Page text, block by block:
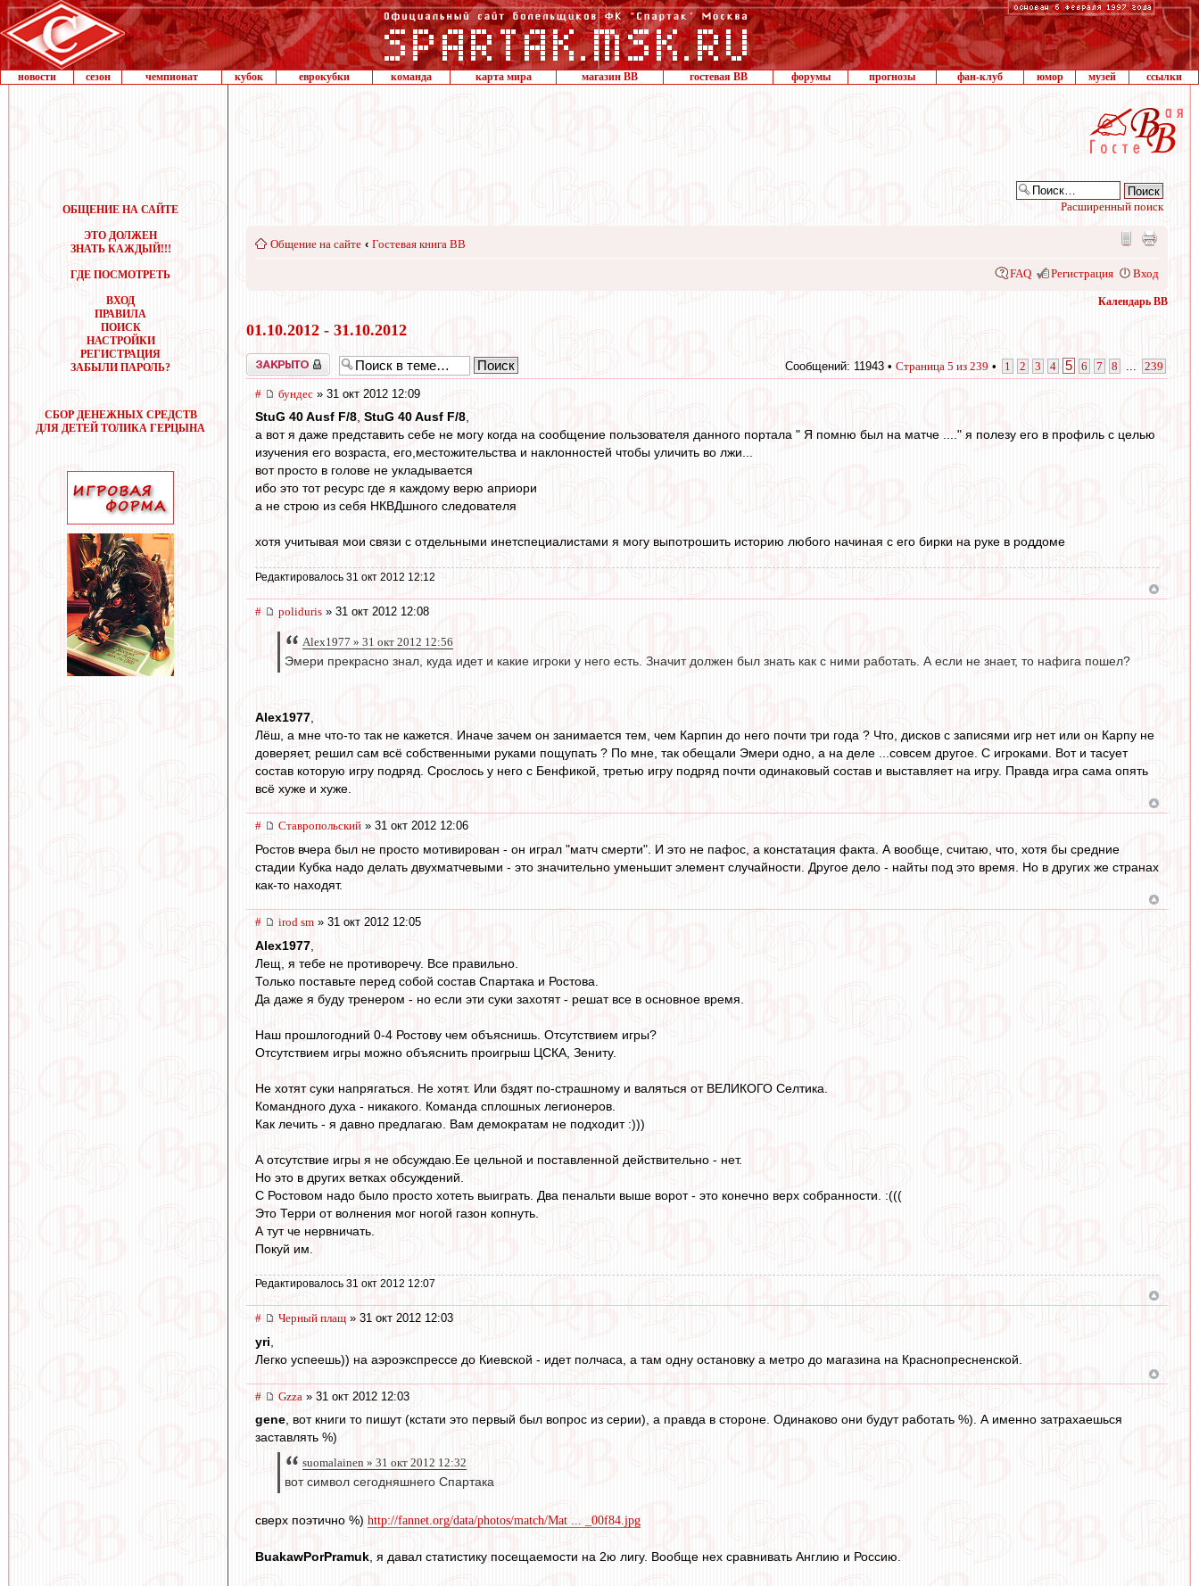
новости сезон чемпионат кубок еврокубки команда карта мира магазин ВВ гостевая ВВ форумы прогнозы фан-клуб юмор музей ссылки
ОБЩЕНИЕ НА САЙТЕ
ЭТО ДОЛЖЕН
ЗНАТЬ КАЖДЫЙ!!!
ГДЕ ПОСМОТРЕТЬ
ВХОД
ПРАВИЛА
ПОИСК
НАСТРОЙКИ
РЕГИСТРАЦИЯ
ЗАБЫЛИ ПАРОЛЬ?
СБОР ДЕНЕЖНЫХ СРЕДСТВ
ДЛЯ ДЕТЕЙ ТОЛИКА ГЕРЦЫНА
Расширенный поиск
Общение на сайте ‹ Гостевая книга ВВ
FAQ Регистрация Вход
Календарь ВВ
01.10.2012 - 31.10.2012
Закрыто Сообщений: 11943 • Страница 5 из 239 • 1 2 3 4 5 6 7 8 239
# бундес » 31 окт 2012 12:09
StuG 40 Ausf F/8, StuG 40 Ausf F/8,
а вот я даже представить себе не могу когда на сообщение пользователя данного портала " Я помню был на матче ...." я полезу его в профиль с целью
изучения его возраста, его,местожительства и наклонностей чтобы уличить во лжи...
вот просто в голове не укладывается
ибо это тот ресурс где я каждому верю априори
а не строю из себя НКВДшного следователя
хотя учитывая мои связи с отдельными инетспециалистами я могу выпотрошить историю любого начиная с его бирки на руке в роддоме
Редактировалось 31 окт 2012 12:12
# poliduris » 31 окт 2012 12:08
Alex1977 » 31 окт 2012 12:56
Эмери прекрасно знал, куда идет и какие игроки у него есть. Значит должен был знать как с ними работать. А если не знает, то нафига пошел?
Alex1977,
Лёш, а мне что-то так не кажется. Иначе зачем он занимается тем, чем Карпин до него почти три года ? Что, дисков с записями игр нет или он Карпу не
доверяет, решил сам всё собственными руками пощупать ? По мне, так обещали Эмери одно, а на деле ...совсем другое. С игроками. Вот и тасует
состав которую игру подряд. Срослось у него с Бенфикой, третью игру подряд почти одинаковый состав и выставляет на игру. Правда игра сама опять
всё хуже и хуже.
# Ставропольский » 31 окт 2012 12:06
Ростов вчера был не просто мотивирован - он играл "матч смерти". И это не пафос, а констатация факта. А вообще, считаю, что, хотя бы средние
стадии Кубка надо делать двухматчевыми - это значительно уменьшит элемент случайности. Другое дело - найты под это время. Но в других же странах
как-то находят.
# irod sm » 31 окт 2012 12:05
Alex1977
Лещ, я тебе не противоречу. Все правильно.
Только поставьте перед собой состав Спартака и Ростова.
Да даже я буду тренером - но если эти суки захотят - решат все в основное время.
Наш прошлогодний 0-4 Ростову чем объяснишь. Отсутствием игры?
Отсутствием игры можно объяснить проигрыш ЦСКА, Зениту.
Не хотят суки напрягаться. Не хотят. Или бздят по-страшному и валяться от ВЕЛИКОГО Селтика.
Командного духа - никакого. Команда сплошных легионеров.
Как лечить - я давно предлагаю. Вам демократам не подходит :)))
А отсутствие игры я не обсуждаю.Ее цельной и поставленной действительно - нет.
Но это в других ветках обсуждений.
С Ростовом надо было просто хотеть выиграть. Два пенальти выше ворот - это конечно верх собранности. :(((
Это Терри от волнения мог ногой газон копнуть.
А тут че нервничать.
Покуй им.
Редактировалось 31 окт 2012 12:07
# Черный плащ » 31 окт 2012 12:03
yri
Легко успеешь)) на аэроэкспрессе до Киевской - идет полчаса, а там одну остановку а метро до магазина на Краснопресненской.
# Gzza » 31 окт 2012 12:03
gene , вот книги то пишут (кстати это первый был вопрос из серии), а правда в стороне. Одинаково они будут работать %). А именно затрахаешься
заставлять %)
suomalainen » 31 окт 2012 12:32
вот символ сегодняшнего Спартака
сверх поэтично %) http://fannet.org/data/photos/match/Mat ... _00f84.jpg
BuakawPorPramuk , я давал статистику посещаемости на 2ю лигу. Вообще нех сравнивать Англию и Россию.